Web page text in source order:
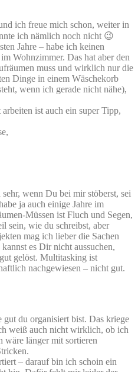
ich freue mich schon, weiter in
ich nämlich noch nicht 😉
Jahre – habe ich keinen
Wohnzimmer. Das hat aber den
muss und wirklich nur die
Dinge in einem Wäschekorb
wenn ich gerade nicht nähe),
ist auch ein super Tipp,
wenn Du bei mir stöberst, sei
ja auch einige Jahre im
Müssen ist Fluch und Segen,
sein, wie du schreibst, aber
mag ich lieber die Sachen
es Dir nicht aussuchen,
gelöst. Multitasking ist
nachgewiesen – nicht gut.
du organisiert bist. Das kriege
weiß auch nicht wirklich, ob ich
wäre länger mit sortieren
– darauf bin ich schoin ein